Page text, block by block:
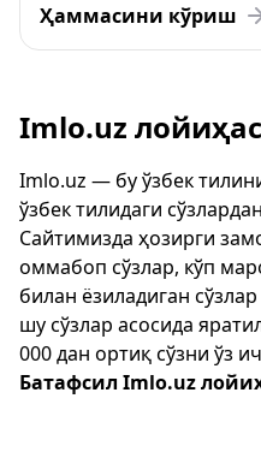
Ҳаммасини кўриш
Imlo.uz
Imlo.uz — бу ўзбек
ўзбек тилидаги
Сайтимизда ҳозирги
оммабоп сўзлар, кўп
билан ёзиладиган
шу сўзлар асосида
000 дан ортиқ сўзни ўз
Батафсил Imlo.uz